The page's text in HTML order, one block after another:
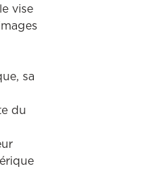
vise
sa
du